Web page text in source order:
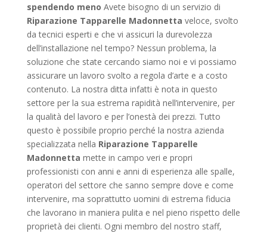
spendendo meno Avete bisogno di un servizio di
Riparazione Tapparelle Madonnetta veloce, svolto
da tecnici esperti e che vi assicuri la durevolezza
dell’installazione nel tempo? Nessun problema, la
soluzione che state cercando siamo noi e vi possiamo
assicurare un lavoro svolto a regola d’arte e a costo
contenuto. La nostra ditta infatti è nota in questo
settore per la sua estrema rapidità nell’intervenire, per
la qualità del lavoro e per l’onestà dei prezzi. Tutto
questo è possibile proprio perché la nostra azienda
specializzata nella Riparazione Tapparelle
Madonnetta mette in campo veri e propri
professionisti con anni e anni di esperienza alle spalle,
operatori del settore che sanno sempre dove e come
intervenire, ma soprattutto uomini di estrema fiducia
che lavorano in maniera pulita e nel pieno rispetto delle
proprietà dei clienti. Ogni membro del nostro staff,